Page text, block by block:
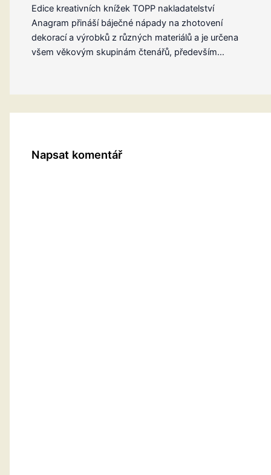
Edice kreativních knížek TOPP nakladatelství
Anagram přináší báječné nápady na zhotovení
dekorací a výrobků z různých materiálů a je určena
všem věkovým skupinám čtenářů, především…
Napsat komentář